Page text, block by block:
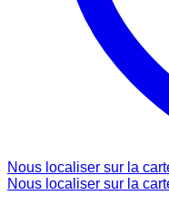
Nous localiser sur la
Nous localiser sur la